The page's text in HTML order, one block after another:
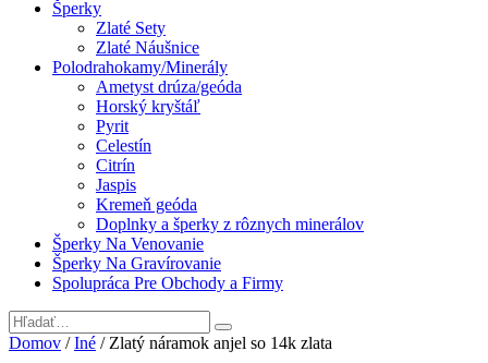
Šperky
Zlaté Sety
Zlaté Náušnice
Polodrahokamy/Minerály
Ametyst drúza/geóda
Horský kryštáľ
Pyrit
Celestín
Citrín
Jaspis
Kremeň geóda
Doplnky a šperky z rôznych minerálov
Šperky Na Venovanie
Šperky Na Gravírovanie
Spolupráca Pre Obchody a Firmy
Domov /Iné / Zlatý náramok anjel so 14k zlata